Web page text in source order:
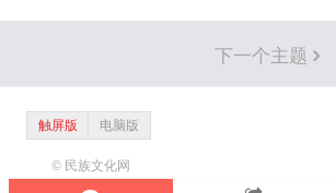
下一个主题
触屏版 电脑版
© 民族文化网